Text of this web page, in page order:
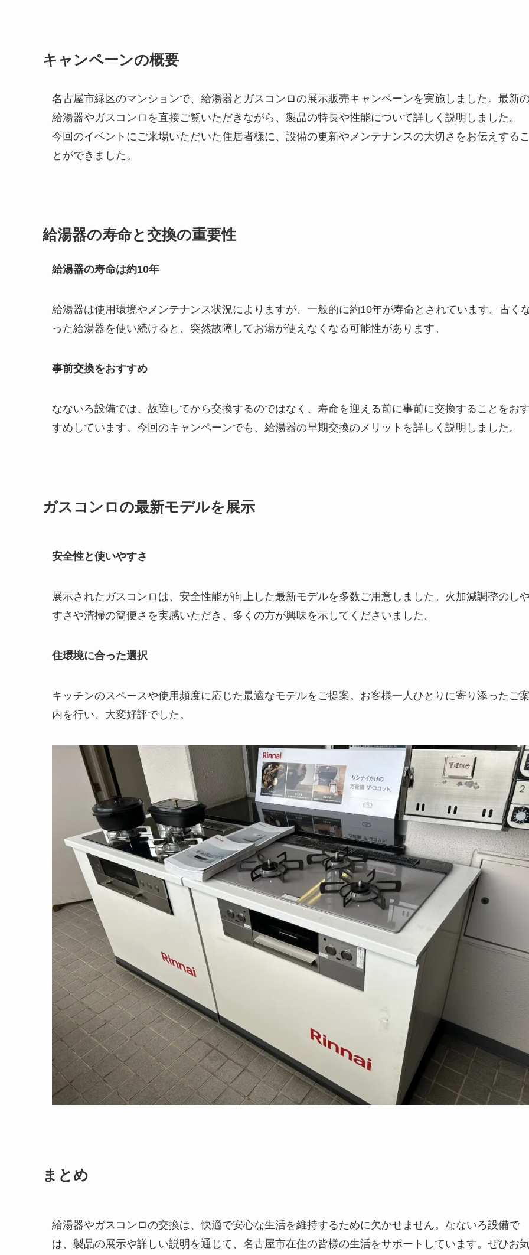
キャンペーンの概要
名古屋市緑区のマンションで、給湯器とガスコンロの展示販売キャンペーンを実施しました。最新
給湯器やガスコンロを直接ご覧いただきながら、製品の特長や性能について詳しく説明しました。
今回のイベントにご来場いただいた住居者様に、設備の更新やメンテナンスの大切さをお伝えする
とができました。
給湯器の寿命と交換の重要性
給湯器の寿命は約10年
給湯器は使用環境やメンテナンス状況によりますが、一般的に約10年が寿命とされています。古く
った給湯器を使い続けると、突然故障してお湯が使えなくなる可能性があります。
事前交換をおすすめ
なないろ設備では、故障してから交換するのではなく、寿命を迎える前に事前に交換することをお
すめしています。今回のキャンペーンでも、給湯器の早期交換のメリットを詳しく説明しました。
ガスコンロの最新モデルを展示
安全性と使いやすさ
展示されたガスコンロは、安全性能が向上した最新モデルを多数ご用意しました。火加減調整のし
すさや清掃の簡便さを実感いただき、多くの方が興味を示してくださいました。
住環境に合った選択
キッチンのスペースや使用頻度に応じた最適なモデルをご提案。お客様一人ひとりに寄り添ったご
内を行い、大変好評でした。
まとめ
給湯器やガスコンロの交換は、快適で安心な生活を維持するために欠かせません。なないろ設備で
は、製品の展示や詳しい説明を通じて、名古屋市在住の皆様の生活をサポートしています。ぜひお